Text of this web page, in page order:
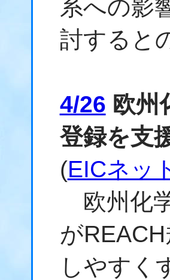
系への影
討すると
4/26 欧州
登録を支
(EICネッ
欧州化
が
しやすく